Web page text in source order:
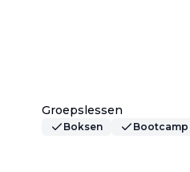
Groepslessen
Boksen Bootcamp